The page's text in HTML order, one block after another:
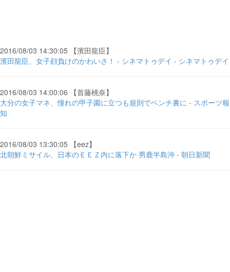
2016/08/03 14:30:05 【濱田龍臣】
濱田龍臣、女子顔負けのかわいさ！ - シネマトゥデイ - シネマトゥデイ
2016/08/03 14:00:06 【首藤桃奈】
大分の女子マネ、憧れの甲子園に立つも規則でベンチ裏に - スポーツ報
知
2016/08/03 13:30:05 【eez】
北朝鮮ミサイル、日本のＥＥＺ内に落下か 男鹿半島沖 - 朝日新聞